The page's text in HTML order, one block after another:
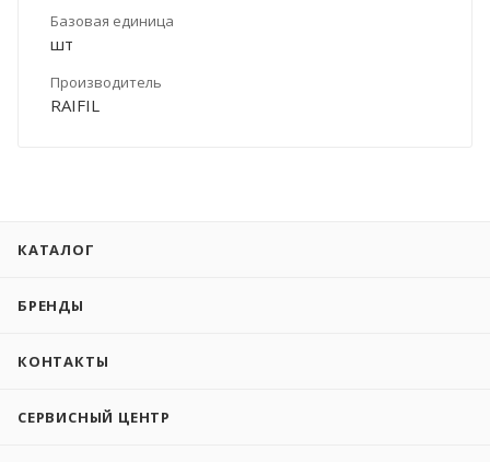
Базовая единица
шт
Производитель
RAIFIL
КАТАЛОГ
БРЕНДЫ
КОНТАКТЫ
СЕРВИСНЫЙ ЦЕНТР